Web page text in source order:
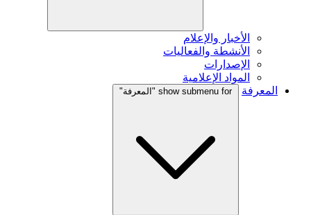
الأخبار والإعلام
الأنشطة والفعاليات
الإصدارات
المواد الإعلامية
المعرفة
show submenu for "المعرفة"